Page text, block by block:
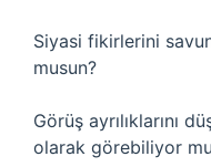
Siyasi fikirlerini
musun?
Görüş ayrılıklarını
olarak görebiliyor